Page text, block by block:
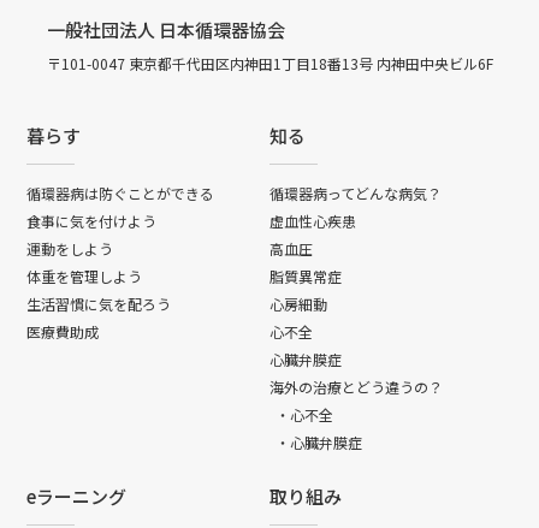
一般社団法人 日本循環器協会
〒101-0047 東京都千代田区内神田1丁目18番13号 内神田中央ビル6F
暮らす
循環器病は防ぐことができる
食事に気を付けよう
運動をしよう
体重を管理しよう
生活習慣に気を配ろう
医療費助成
知る
循環器病ってどんな病気？
虚血性心疾患
高血圧
脂質異常症
心房細動
心不全
心臓弁膜症
海外の治療とどう違うの？
・心不全
・心臓弁膜症
eラーニング 取り組み